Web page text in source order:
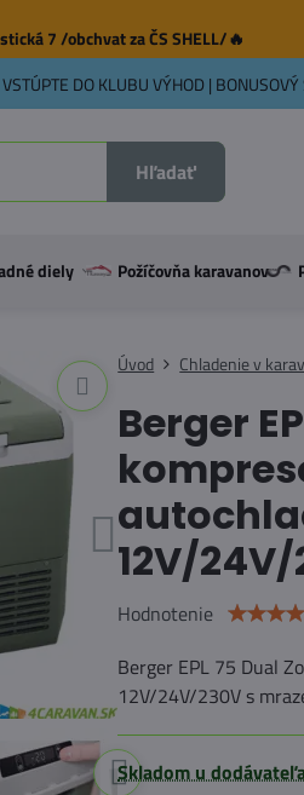
7 /obchvat za ČS SHELL/🔥
VSTÚPTE DO KLUBU VÝHOD |
Hľadať
diely Požíčovňa karavanov
Úvod Chladenie v
Berger
12V/
Hodnotenie
Berger EPL 75 Dual
12V/24V/230V s
Skladom u